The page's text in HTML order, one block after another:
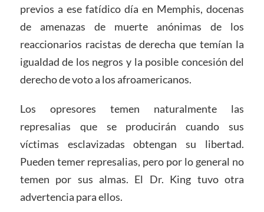
previos a ese fatídico día en Memphis, docenas
de amenazas de muerte anónimas de los
reaccionarios racistas de derecha que temían la
igualdad de los negros y la posible concesión del
derecho de voto a los afroamericanos.
Los opresores temen naturalmente las
represalias que se producirán cuando sus
víctimas esclavizadas obtengan su libertad.
Pueden temer represalias, pero por lo general no
temen por sus almas. El Dr. King tuvo otra
advertencia para ellos.